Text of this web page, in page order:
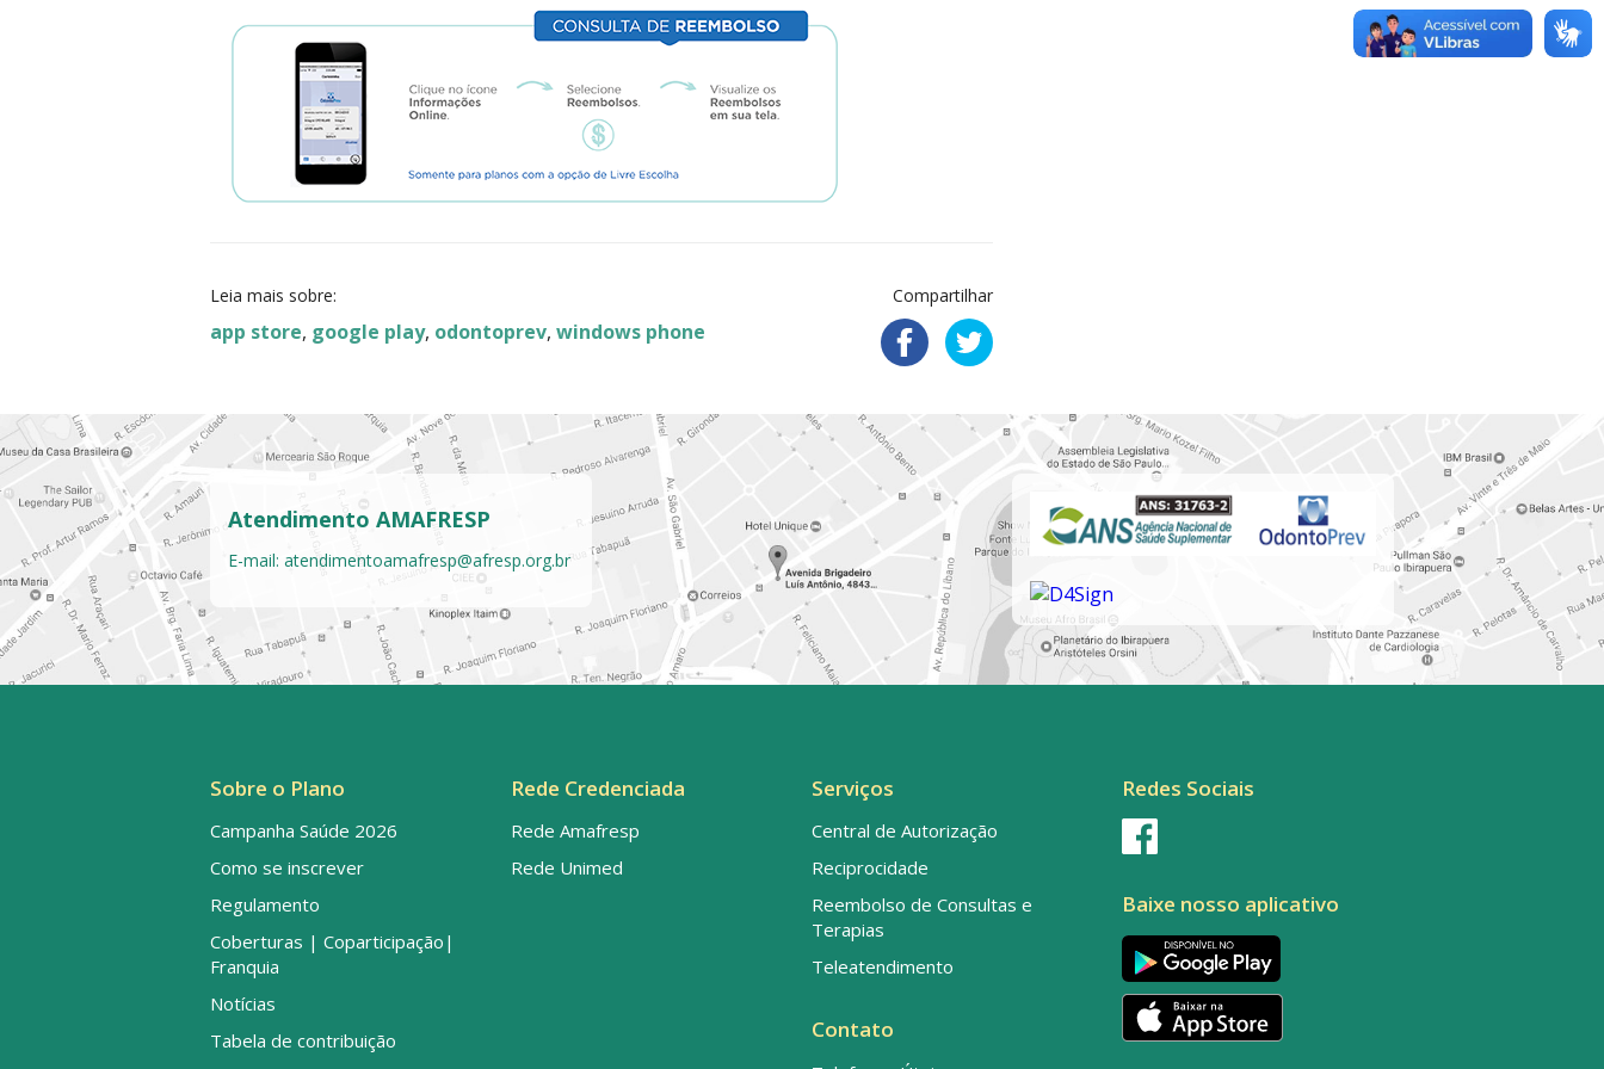
Leia mais sobre:
app store, google play, odontoprev, windows phone
Compartilhar
Atendimento AMAFRESP
E-mail: atendimentoamafresp@afresp.org.br
Sobre o Plano
Campanha Saúde 2026
Como se inscrever
Regulamento
Coberturas | Coparticipação|
Franquia
Notícias
Tabela de contribuição
Rede Credenciada
Rede Amafresp
Rede Unimed
Serviços
Central de Autorização
Reciprocidade
Reembolso de Consultas e
Terapias
Teleatendimento
Contato
Redes Sociais
Baixe nosso aplicativo